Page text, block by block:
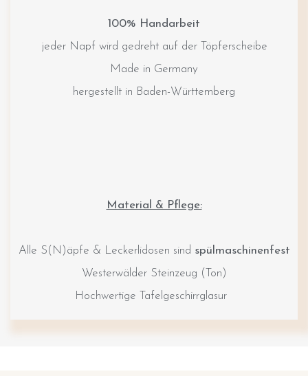
100% Handarbeit
jeder Napf wird gedreht auf der Töpferscheibe
Made in Germany
hergestellt in Baden-Württemberg
Material & Pflege:
Alle S(N)äpfe & Leckerlidosen sind spülmaschinenfest
Westerwälder Steinzeug (Ton)
Hochwertige Tafelgeschirrglasur